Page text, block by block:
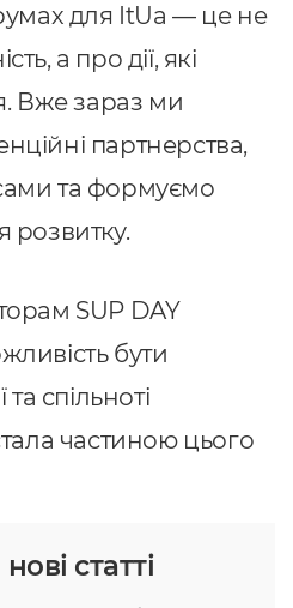
для ItUa — це не
а про дії, які
Вже зараз ми
партнерства,
та формуємо
розвитку.
SUP DAY
бути
та спільноті
частиною цього
статті